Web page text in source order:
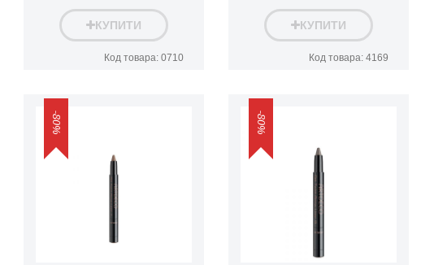
КУПИТИ
Код товара: 0710
КУПИТИ
Код товара: 4169
-80% -80%